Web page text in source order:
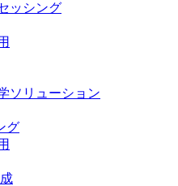
ッシング
ソリューション
グ